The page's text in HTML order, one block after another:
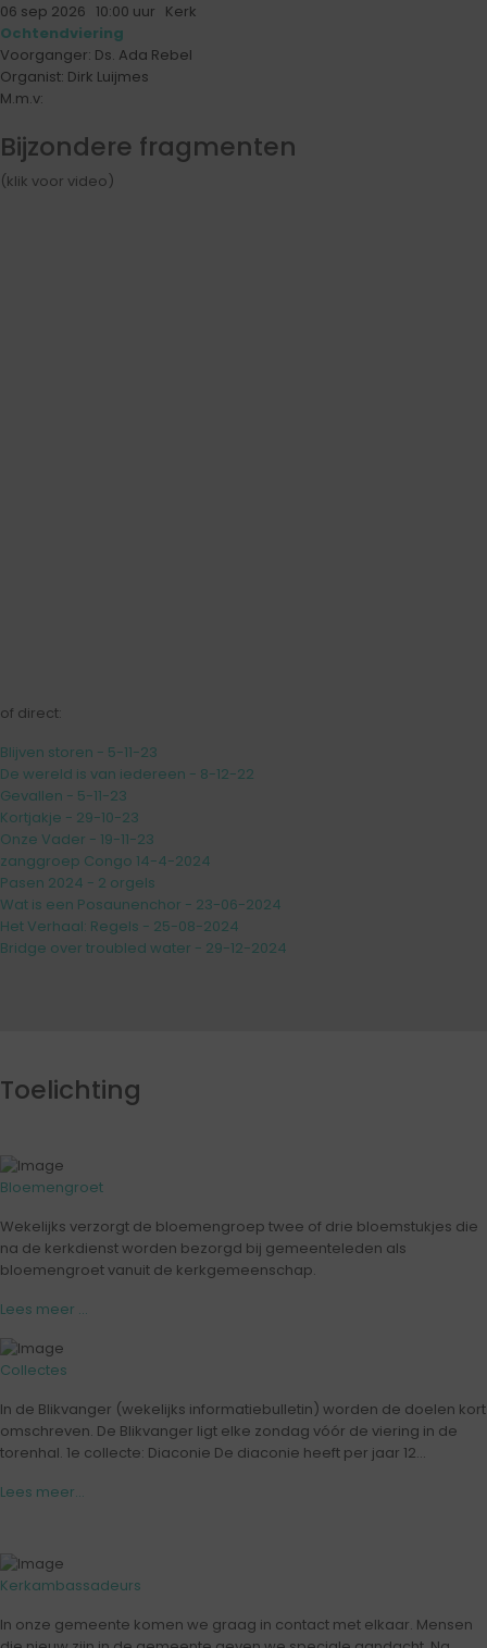
06 sep 2026 10:00 uur Kerk
Ochtendviering
Voorganger: Ds. Ada Rebel
Organist: Dirk Luijmes
M.m.v:
Bijzondere fragmenten
(klik voor video)
of direct:
Blijven storen - 5-11-23
De wereld is van iedereen - 8-12-22
Gevallen - 5-11-23
Kortjakje - 29-10-23
Onze Vader - 19-11-23
zanggroep Congo 14-4-2024
Pasen 2024 - 2 orgels
Wat is een Posaunenchor - 23-06-2024
Het Verhaal: Regels - 25-08-2024
Bridge over troubled water - 29-12-2024
Toelichting
Bloemengroet
Wekelijks verzorgt de bloemengroep twee of drie bloemstukjes die
na de kerkdienst worden bezorgd bij gemeenteleden als
bloemengroet vanuit de kerkgemeenschap.
Lees meer ...
Collectes
In de Blikvanger (wekelijks informatiebulletin) worden de doelen kort
omschreven. De Blikvanger ligt elke zondag vóór de viering in de
torenhal. 1e collecte: Diaconie De diaconie heeft per jaar 12...
Lees meer...
Kerkambassadeurs
In onze gemeente komen we graag in contact met elkaar. Mensen